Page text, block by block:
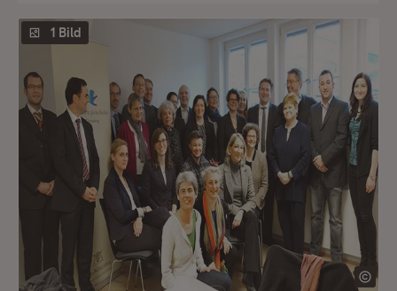
1 Bild